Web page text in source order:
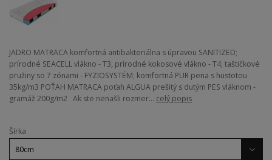
JADRO MATRACA komfortná antibakteriálna s úpravou SANITIZED;
prírodné SEACELL vlákno - T3, prírodné kokosové vlákno - T4; taštičkové
pružiny so 7 zónami - FYZIOSYSTÉM; komfortná PUR pena s hustotou
35kg/m3 POŤAH MATRACA poťah ALGUA prešitý s dutým PES vláknom -
gramáž 200g/m2 Ak ste nenašli rozmer... celý popis
Šírka